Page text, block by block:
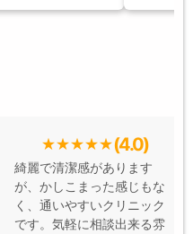
(4.0)
綺麗で清潔感があります
が、かしこまった感じもな
く、通いやすいクリニック
です。気軽に相談出来る雰